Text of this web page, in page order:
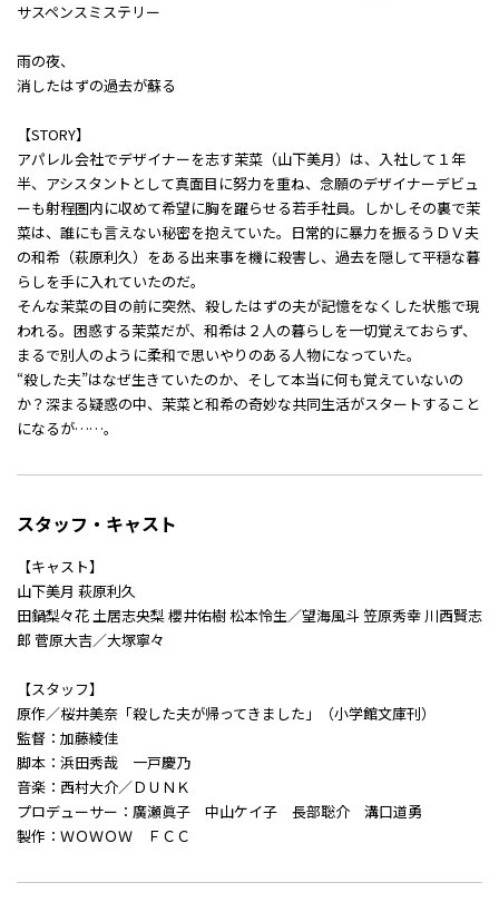
サスペンスミステリー
雨の夜、
消したはずの過去が蘇る
【STORY】
アパレル会社でデザイナーを志す茉菜（山下美月）は、入社して１年
半、アシスタントとして真面目に努力を重ね、念願のデザイナーデビュ
ーも射程圏内に収めて希望に胸を躍らせる若手社員。しかしその裏で茉
菜は、誰にも言えない秘密を抱えていた。日常的に暴力を振るうＤＶ夫
の和希（萩原利久）をある出来事を機に殺害し、過去を隠して平穏な暮
らしを手に入れていたのだ。
そんな茉菜の目の前に突然、殺したはずの夫が記憶をなくした状態で現
われる。困惑する茉菜だが、和希は２人の暮らしを一切覚えておらず、
まるで別人のように柔和で思いやりのある人物になっていた。
“殺した夫”はなぜ生きていたのか、そして本当に何も覚えていないの
か？深まる疑惑の中、茉菜と和希の奇妙な共同生活がスタートすること
になるが……。
スタッフ・キャスト
【キャスト】
山下美月 萩原利久
田鍋梨々花 土居志央梨 櫻井佑樹 松本怜生／望海風斗 笠原秀幸 川西賢志
郎 菅原大吉／大塚寧々
【スタッフ】
原作／桜井美奈「殺した夫が帰ってきました」（小学館文庫刊）
監督：加藤綾佳
脚本：浜田秀哉 一戸慶乃
音楽：西村大介／ＤＵＮＫ
プロデューサー：廣瀬眞子 中山ケイ子 長部聡介 溝口道勇
製作：ＷＯＷＯＷ ＦＣＣ